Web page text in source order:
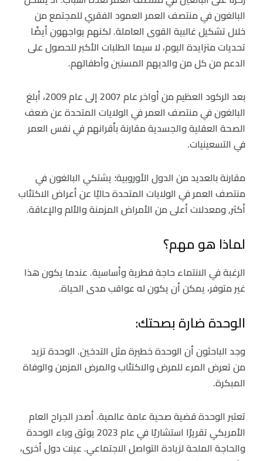
البالغون في منتصف العمر العمود الفقري للمجتمع من
خلال تشكيل غالبية القوى العاملة. لكنهم يواجهون أيضًا
تحديات متزايدة اليوم، لا سيما الطلبات الأكبر للحصول على
الدعم من كل من والديهم المسنين وأطفالهم.
بعد الركود العظيم من أواخر عام 2007 إلى عام 2009، أبلغ
البالغون في منتصف العمر في الولايات المتحدة عن ضعف
الصحة العقلية والجسدية مقارنة بأقرانهم في نفس العمر
في التسعينيات.
مقارنة بالعديد من الدول الأوروبية؛ يشتكي البالغون في
منتصف العمر في الولايات المتحدة حاليًا عن أعراض الاكتئاب
أكثر, ومعدلات أعلى من الأمراض المزمنة والألم والإعاقة.
لماذا هو مهم؟
الرغبة في الانتماء حاجة فطرية وأساسية. عندما يكون هذا
غير متوفر، يمكن أن يكون له عواقب مدى الحياة.
الوحدة ضارة بصحتك:
وجد الباحثون أن الوحدة خطيرة مثل التدخين. الوحدة تزيد
من تعرض المرء للمرض والاكتئاب والمرض المزمن والوفاة
المبكرة.
تعتبر الوحدة قضية صحية عامة عالمية. أصدر الجراح العام
الأمريكي تقريرًا استشاريًا في عام 2023 يوثق وباء الوحدة
والحاجة الملحة لزيادة التواصل الاجتماعي. عينت دول أخرى،